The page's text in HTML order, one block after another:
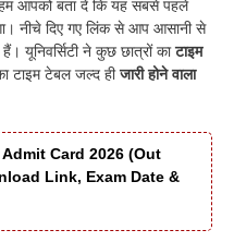
आपको बता दें कि यह सबसे पहले
नीचे दिए गए लिंक से आप आसानी से
यूनिवर्सिटी ने कुछ छात्रों काटाइम
टाइम टेबल जल्द हीजारी होने वाला
Admit Card 2026 (Out
Link, Exam Date &